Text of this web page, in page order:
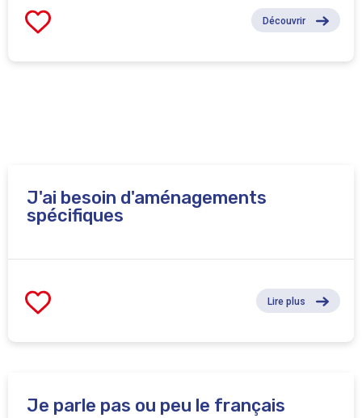
Découvrir
J'ai besoin d'aménagements
spécifiques
Lire plus
Je parle pas ou peu le français